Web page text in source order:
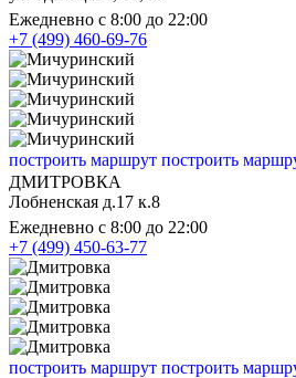
Ежедневно с 8:00 до 22:00
+7 (499) 460-69-76
построить маршрут построить
ДМИТРОВКА
Лобненская д.17 к.8
Ежедневно с 8:00 до 22:00
+7 (499) 450-63-77
построить маршрут построить